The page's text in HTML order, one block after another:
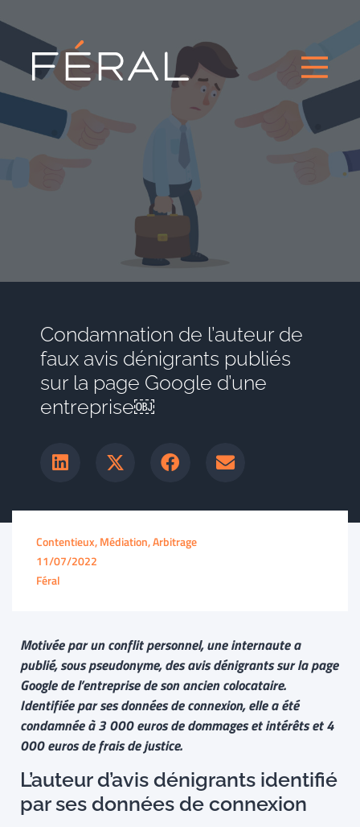
Condamnation de l’auteur de
faux avis dénigrants publiés
sur la page Google d’une
entreprise￼
Contentieux, Médiation, Arbitrage
11/07/2022
Féral
Motivée par un conflit personnel, une internaute a
publié, sous pseudonyme, des avis dénigrants sur la page
Google de l’entreprise de son ancien colocataire.
Identifiée par ses données de connexion, elle a été
condamnée à 3 000 euros de dommages et intérêts et 4
000 euros de frais de justice.
L’auteur d’avis dénigrants identifié
par ses données de connexion